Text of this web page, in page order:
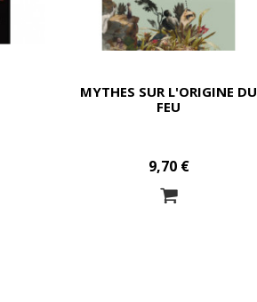
MYTHES SUR L'ORIGINE DU
FEU
9,70 €